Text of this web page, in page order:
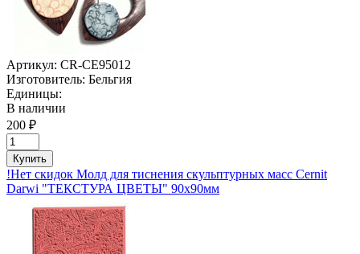
Артикул: CR-CE95012
Изготовитель: Бельгия
Единицы:
В наличии
200 ₽
Купить
!Нет скидок Молд для тиснения скульптурных масс Cernit
Darwi "ТЕКСТУРА ЦВЕТЫ" 90х90мм